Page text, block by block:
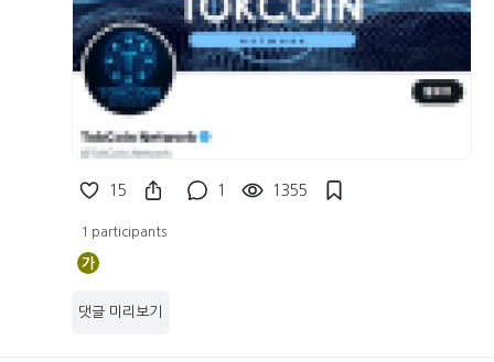
15 1 1355
1 participants
가
댓글 미리보기